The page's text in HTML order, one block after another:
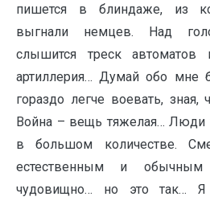
пишется в блиндаже, из
выгнали немцев. Над
слышится треск автоматов
артиллерия… Думай обо мне
гораздо легче воевать,
Война – вещь тяжелая… Люди
в большом количестве.
естественным и
чудовищно… но это так…